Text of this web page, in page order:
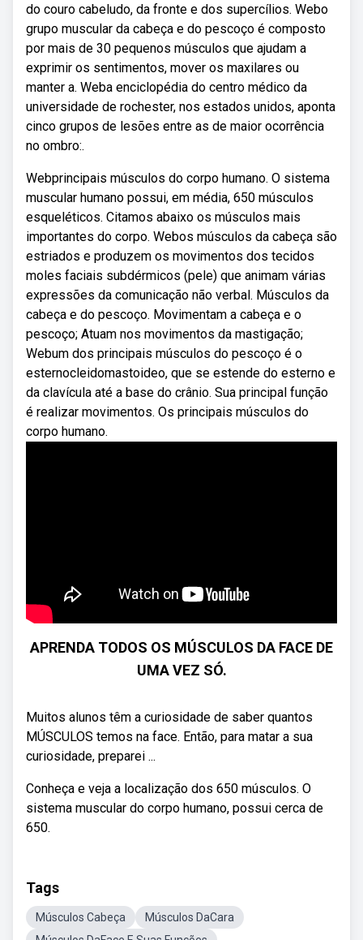
do couro cabeludo, da fronte e dos supercílios. Webo
grupo muscular da cabeça e do pescoço é composto
por mais de 30 pequenos músculos que ajudam a
exprimir os sentimentos, mover os maxilares ou
manter a. Weba enciclopédia do centro médico da
universidade de rochester, nos estados unidos, aponta
cinco grupos de lesões entre as de maior ocorrência
no ombro:.
Webprincipais músculos do corpo humano. O sistema
muscular humano possui, em média, 650 músculos
esqueléticos. Citamos abaixo os músculos mais
importantes do corpo. Webos músculos da cabeça são
estriados e produzem os movimentos dos tecidos
moles faciais subdérmicos (pele) que animam várias
expressões da comunicação não verbal. Músculos da
cabeça e do pescoço. Movimentam a cabeça e o
pescoço; Atuam nos movimentos da mastigação;
Webum dos principais músculos do pescoço é o
esternocleidomastoideo, que se estende do esterno e
da clavícula até a base do crânio. Sua principal função
é realizar movimentos. Os principais músculos do
corpo humano.
APRENDA TODOS OS MÚSCULOS DA FACE DE
UMA VEZ SÓ.
Muitos alunos têm a curiosidade de saber quantos
MÚSCULOS temos na face. Então, para matar a sua
curiosidade, preparei ...
Conheça e veja a localização dos 650 músculos. O
sistema muscular do corpo humano, possui cerca de
650.
Tags
Músculos Cabeça
Músculos DaCara